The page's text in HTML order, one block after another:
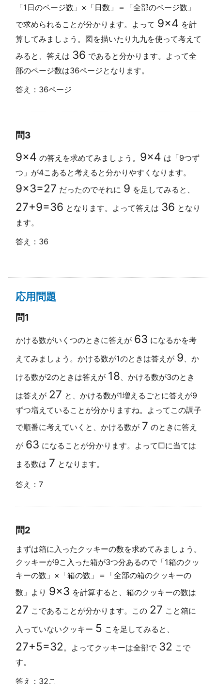
「1日のページ数」×「日数」＝「全部のページ数」
で求められることが分かります。よって 9×4 を計
算してみましょう。図を描いたり九九を使って考えて
みると、答えは 36 であると分かります。よって全
部のページ数は36ページとなります。
答え：36ページ
問3
9×4 の答えを求めてみましょう。 9×4 は「9つず
つ」が4こあると考えると分かりやすくなります。
9×3=27 だったのでそれに 9 を足してみると、
27+9=36 となります。よって答えは 36 となり
ます。
答え：36
応用問題
問1
かける数がいくつのときに答えが 63 になるかを考
えてみましょう。かける数が1のときは答えが 9 、か
ける数が2のときは答えが 18 、かける数が3のとき
は答えが 27 と、かける数が1増えるごとに答えが9
ずつ増えていることが分かりますね。よってこの調子
で順番に考えていくと、かける数が 7 のときに答え
が 63 になることが分かります。よって□に当ては
まる数は 7 となります。
答え：7
問2
まずは箱に入ったクッキーの数を求めてみましょう。
クッキーが9こ入った箱が3つ分あるので「1箱のクッ
キーの数」×「箱の数」＝「全部の箱のクッキーの
数」より 9×3 を計算すると、箱のクッキーの数は
27 こであることが分かります。この 27 こと箱に
入っていないクッキー 5 こを足してみると、
27+5=32 。よってクッキーは全部で 32 こで
す。
答え：32こ